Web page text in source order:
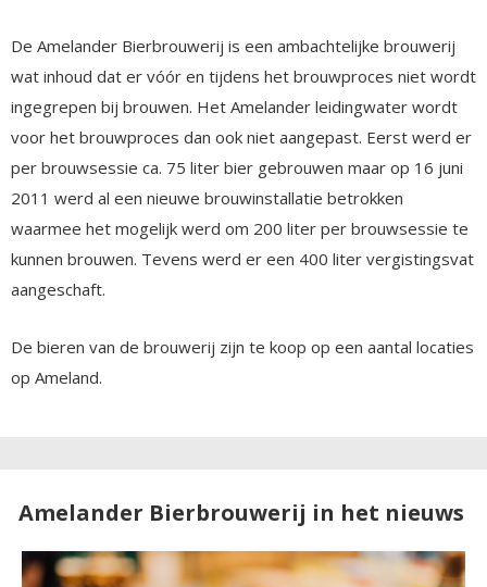
De Amelander Bierbrouwerij is een ambachtelijke brouwerij
wat inhoud dat er vóór en tijdens het brouwproces niet wordt
ingegrepen bij brouwen. Het Amelander leidingwater wordt
voor het brouwproces dan ook niet aangepast. Eerst werd er
per brouwsessie ca. 75 liter bier gebrouwen maar op 16 juni
2011 werd al een nieuwe brouwinstallatie betrokken
waarmee het mogelijk werd om 200 liter per brouwsessie te
kunnen brouwen. Tevens werd er een 400 liter vergistingsvat
aangeschaft.
De bieren van de brouwerij zijn te koop op een aantal locaties
op Ameland.
Amelander Bierbrouwerij in het nieuws